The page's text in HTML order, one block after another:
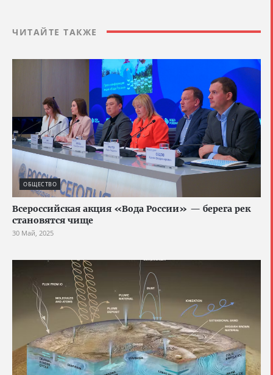
ЧИТАЙТЕ ТАКЖЕ
ОБЩЕСТВО
Всероссийская акция «Вода России» — берега рек
становятся чище
30 Май, 2025